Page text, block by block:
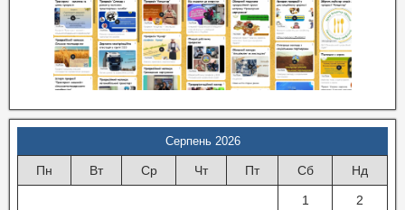
Серпень 2026
Пн Вт Ср Чт Пт Сб Нд
1 2